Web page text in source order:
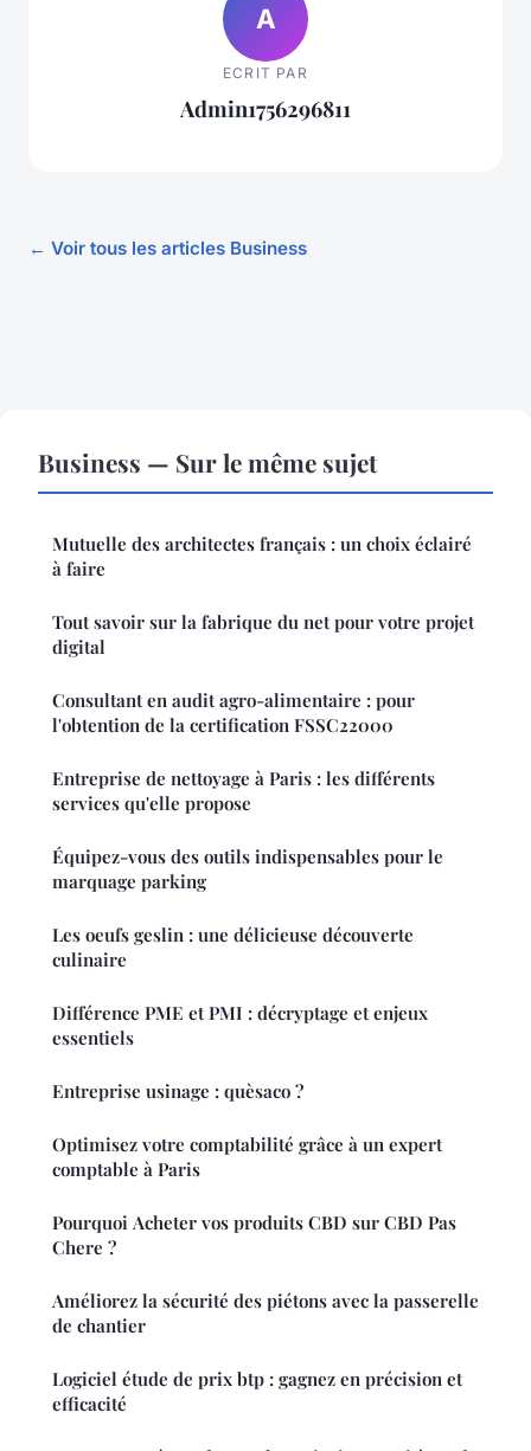
A
ECRIT PAR
Admin1756296811
← Voir tous les articles Business
Business — Sur le même sujet
Mutuelle des architectes français : un choix éclairé
à faire
Tout savoir sur la fabrique du net pour votre projet
digital
Consultant en audit agro-alimentaire : pour
l'obtention de la certification FSSC22000
Entreprise de nettoyage à Paris : les différents
services qu'elle propose
Équipez-vous des outils indispensables pour le
marquage parking
Les oeufs geslin : une délicieuse découverte
culinaire
Différence PME et PMI : décryptage et enjeux
essentiels
Entreprise usinage : quèsaco ?
Optimisez votre comptabilité grâce à un expert
comptable à Paris
Pourquoi Acheter vos produits CBD sur CBD Pas
Chere ?
Améliorez la sécurité des piétons avec la passerelle
de chantier
Logiciel étude de prix btp : gagnez en précision et
efficacité